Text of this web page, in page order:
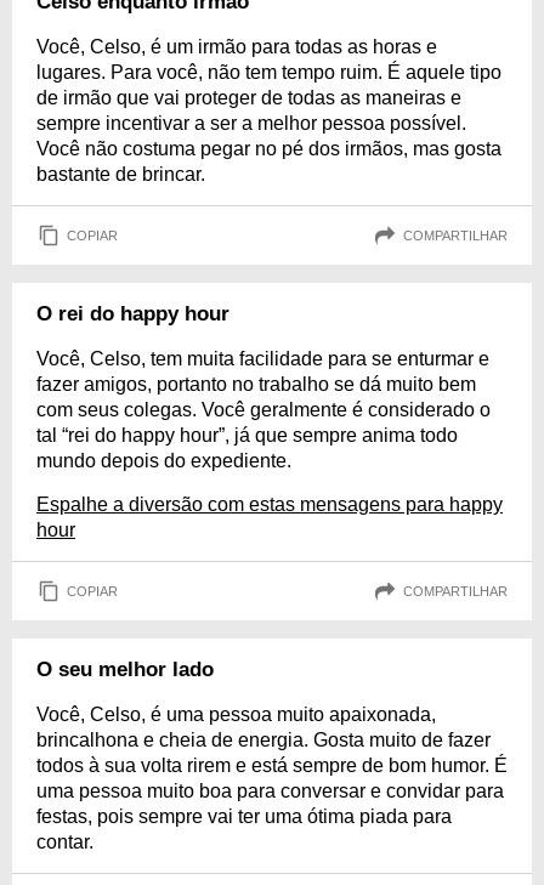
Você, Celso, é um irmão para todas as horas e
lugares. Para você, não tem tempo ruim. É aquele tipo
de irmão que vai proteger de todas as maneiras e
sempre incentivar a ser a melhor pessoa possível.
Você não costuma pegar no pé dos irmãos, mas gosta
bastante de brincar.
COPIAR COMPARTILHAR
O rei do happy hour
Você, Celso, tem muita facilidade para se enturmar e
fazer amigos, portanto no trabalho se dá muito bem
com seus colegas. Você geralmente é considerado o
tal “rei do happy hour”, já que sempre anima todo
mundo depois do expediente.
Espalhe a diversão com estas mensagens para happy
hour
COPIAR COMPARTILHAR
O seu melhor lado
Você, Celso, é uma pessoa muito apaixonada,
brincalhona e cheia de energia. Gosta muito de fazer
todos à sua volta rirem e está sempre de bom humor. É
uma pessoa muito boa para conversar e convidar para
festas, pois sempre vai ter uma ótima piada para
contar.